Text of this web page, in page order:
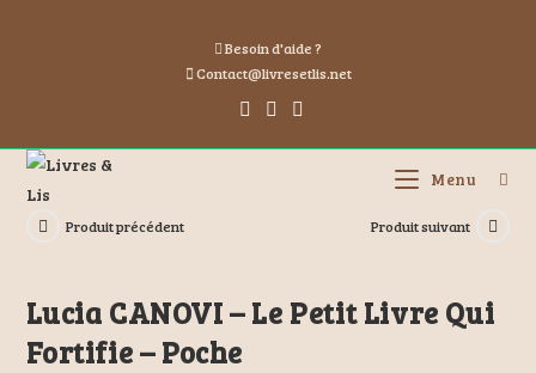
Besoin d'aide ?
Contact@livresetlis.net
Menu
Produit précédent Produit suivant
Lucia CANOVI – Le Petit Livre Qui
Fortifie – Poche